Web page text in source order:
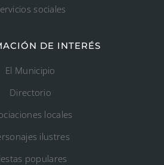
sociales
DE INTERÉS
El Municipio
Directorio
locales
ilustres
populares